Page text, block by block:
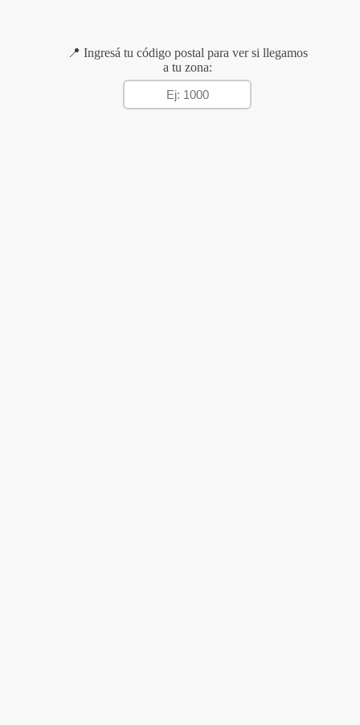
📍 Ingresá tu código postal para ver si llegamos
a tu zona: